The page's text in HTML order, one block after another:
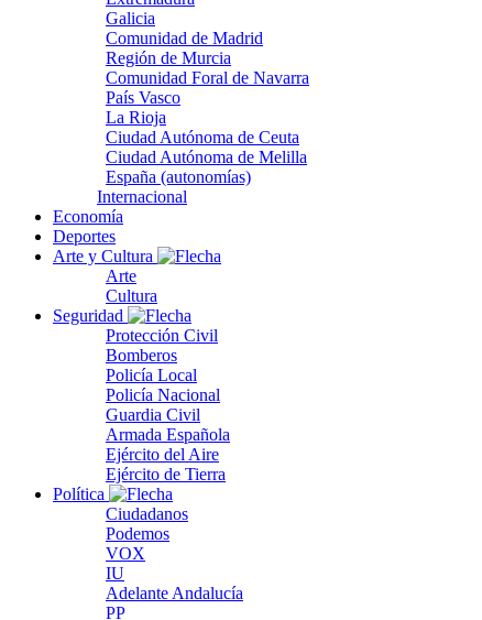
Galicia
Comunidad de Madrid
Región de Murcia
Comunidad Foral de Navarra
País Vasco
La Rioja
Ciudad Autónoma de Ceuta
Ciudad Autónoma de Melilla
España (autonomías)
Internacional
Economía
Deportes
Arte y Cultura
Arte
Cultura
Seguridad
Protección Civil
Bomberos
Policía Local
Policía Nacional
Guardia Civil
Armada Española
Ejército del Aire
Ejército de Tierra
Política
Ciudadanos
Podemos
VOX
IU
Adelante Andalucía
PP